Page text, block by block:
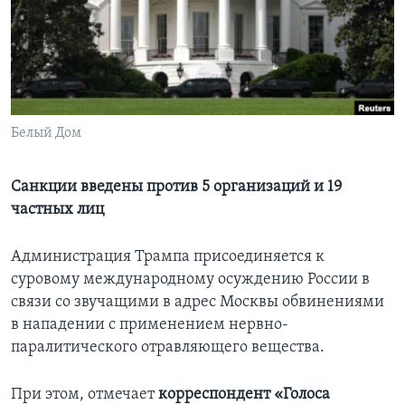
Learning English
СОЦИАЛЬНЫЕ СЕТИ
Белый Дом
Санкции введены против 5 организаций и 19
частных лиц
Администрация Трампа присоединяется к
суровому международному осуждению России в
связи со звучащими в адрес Москвы обвинениями
в нападении с применением нервно-
паралитического отравляющего вещества.
При этом, отмечаеткорреспондент «Голоса